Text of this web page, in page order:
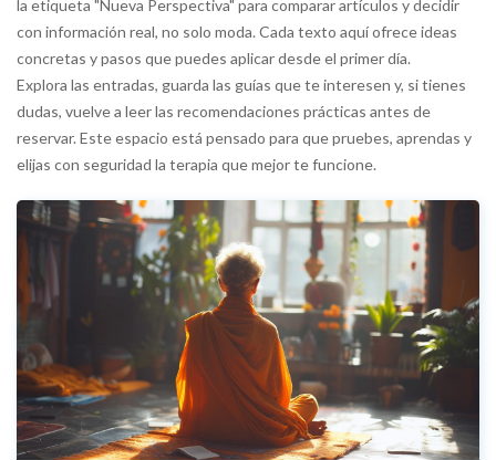
la etiqueta "Nueva Perspectiva" para comparar artículos y decidir
con información real, no solo moda. Cada texto aquí ofrece ideas
concretas y pasos que puedes aplicar desde el primer día.
Explora las entradas, guarda las guías que te interesen y, si tienes
dudas, vuelve a leer las recomendaciones prácticas antes de
reservar. Este espacio está pensado para que pruebes, aprendas y
elijas con seguridad la terapia que mejor te funcione.